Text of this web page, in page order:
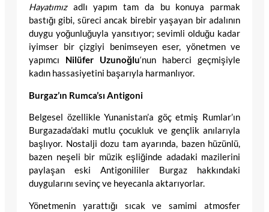
Hayatımızadlı yapım tam da bu konuya parmak
bastığı gibi, süreci ancak birebir yaşayan bir adalının
duygu yoğunluğuyla yansıtıyor; sevimli olduğu kadar
iyimser bir çizgiyi benimseyen eser, yönetmen ve
yapımcı Nilüfer Uzunoğlu‘nun haberci geçmişiyle
kadın hassasiyetini başarıyla harmanlıyor.
Burgaz’ın Rumca’sı Antigoni
Belgesel özellikle Yunanistan’a göç etmiş Rumlar’ın
Burgazada’daki mutlu çocukluk ve gençlik anılarıyla
başlıyor. Nostalji dozu tam ayarında, bazen hüzünlü,
bazen neşeli bir müzik eşliğinde adadaki mazilerini
paylaşan eski Antigonililer Burgaz hakkındaki
duygularını sevinç ve heyecanla aktarıyorlar.
Yönetmenin yarattığı sıcak ve samimi atmosfer